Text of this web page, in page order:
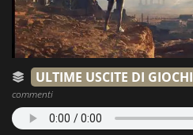
ULTIME USCITE DI GIOCHI
commenti